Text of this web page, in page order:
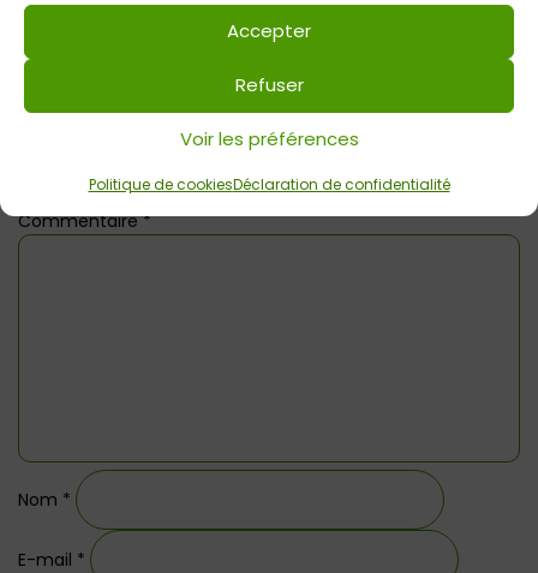
Accepter
Refuser
Voir les préférences
Politique de cookiesDéclaration de confidentialité
Laisser un commentaire
Commentaire*
Nom *
E-mail *